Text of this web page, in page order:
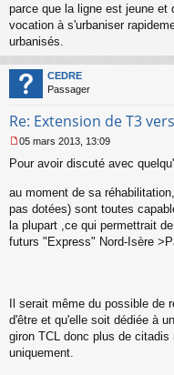
s
s
a
g
n
o
l
u
parce que la ligne est jeune et
vocation à s'urbaniser
urbanisés.
CEDRE
Passager
Re: Extension de T3
e
s
a
e
n
u
05 mars 2013, 13:09
Pour avoir discuté avec
au moment de sa
pas dotées) sont toutes
la plupart ,ce qui permettrait
futurs "Express" Nord-Isère
Il serait même du possible de
d'être et qu'elle soit dédiée à
giron TCL donc plus de
uniquement.